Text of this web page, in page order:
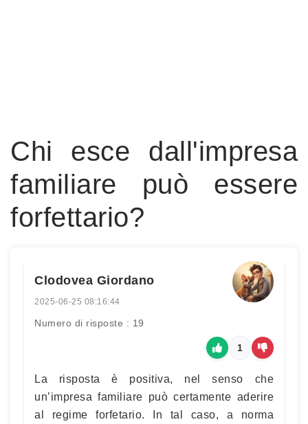
Chi esce dall'impresa
familiare può essere
forfettario?
Clodovea Giordano
2025-06-25 08:16:44
Numero di risposte : 19
1
La risposta è positiva, nel senso che
un’impresa familiare può certamente aderire
al regime forfetario. In tal caso, a norma